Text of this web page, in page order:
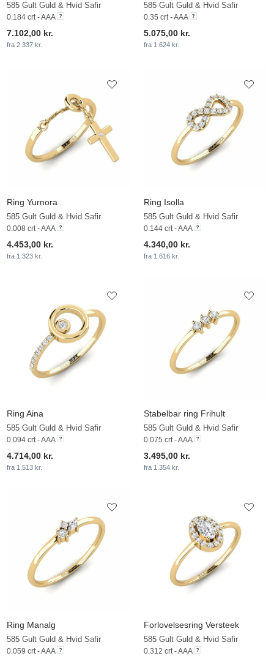
585 Gult Guld & Hvid Safir
0.184 crt - AAA
7.102,00 kr.
fra 2.337 kr.
585 Gult Guld & Hvid Safir
0.35 crt - AAA
5.075,00 kr.
fra 1.624 kr.
Ring Yurnora
585 Gult Guld & Hvid Safir
0.008 crt - AAA
4.453,00 kr.
fra 1.323 kr.
Ring Isolla
585 Gult Guld & Hvid Safir
0.144 crt - AAA
4.340,00 kr.
fra 1.616 kr.
Ring Aina
585 Gult Guld & Hvid Safir
0.094 crt - AAA
4.714,00 kr.
fra 1.513 kr.
Stabelbar ring Frihult
585 Gult Guld & Hvid Safir
0.075 crt - AAA
3.495,00 kr.
fra 1.354 kr.
Ring Manalg
585 Gult Guld & Hvid Safir
0.059 crt - AAA
Forlovelsesring Versteek
585 Gult Guld & Hvid Safir
0.312 crt - AAA